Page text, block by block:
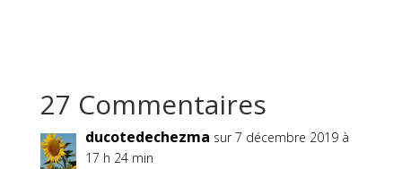
27 Commentaires
ducotedechezma sur 7 décembre 2019 à
17 h 24 min